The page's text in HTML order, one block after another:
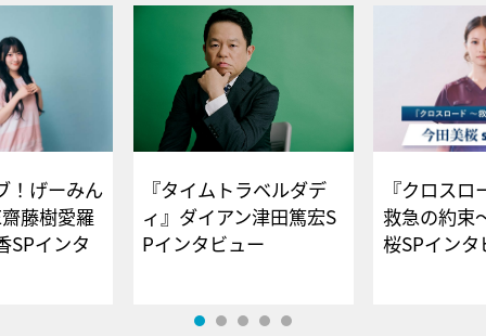
！げーみん
藤樹愛羅
SPインタ
『タイムトラベルダデ
ィ』ダイアン津田篤宏S
Pインタビュー
『クロス
救急の約束
桜SPイ